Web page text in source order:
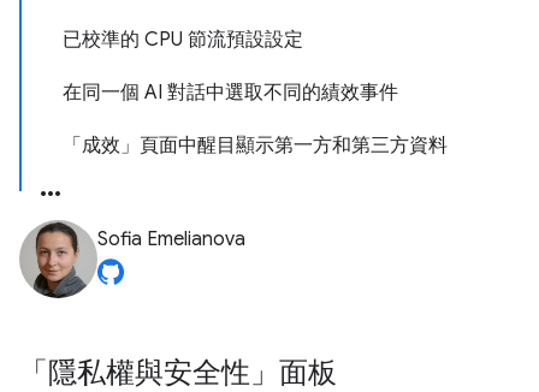
已校準的 CPU 節流預設設定
在同一個 AI 對話中選取不同的績效事件
「成效」頁面中醒目顯示第一方和第三方資料
Sofia Emelianova
「隱私權與安全性」面板